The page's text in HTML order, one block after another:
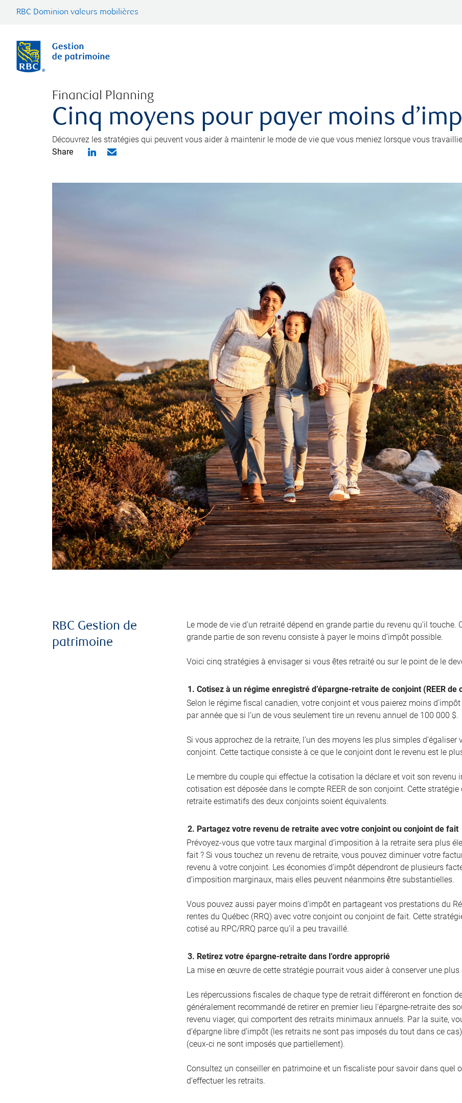
RBC Dominion valeurs mobilières
Financial Planning
Cinq moyens pour payer moins
Découvrez les stratégies qui peuvent vous aider à maintenir le mode de vie que vous meniez lorsque vous
Share
RBC Gestion de
patrimoine
Le mode de vie d’un retraité dépend en grande partie du revenu qu’il touche.
grande partie de son revenu consiste à payer le moins d’impôt possible.
Voici cinq stratégies à envisager si vous êtes retraité ou sur le point de le
1. Cotisez à un régime enregistré d’épargne-retraite de conjoint (REER de
Selon le régime fiscal canadien, votre conjoint et vous paierez moins
par année que si l’un de vous seulement tire un revenu annuel de 100 000 $.
Si vous approchez de la retraite, l’un des moyens les plus simples d’égaliser
conjoint. Cette tactique consiste à ce que le conjoint dont le revenu est le
Le membre du couple qui effectue la cotisation la déclare et voit son revenu
cotisation est déposée dans le compte REER de son conjoint. Cette
retraite estimatifs des deux conjoints soient équivalents.
2. Partagez votre revenu de retraite avec votre conjoint ou conjoint de fait
Prévoyez-vous que votre taux marginal d’imposition à la retraite sera plus
fait ? Si vous touchez un revenu de retraite, vous pouvez diminuer votre
revenu à votre conjoint. Les économies d’impôt dépendront de plusieurs
d’imposition marginaux, mais elles peuvent néanmoins être substantielles.
Vous pouvez aussi payer moins d’impôt en partageant vos prestations du
rentes du Québec (RRQ) avec votre conjoint ou conjoint de fait. Cette
cotisé au RPC/RRQ parce qu’il a peu travaillé.
3. Retirez votre épargne-retraite dans l’ordre approprié
La mise en œuvre de cette stratégie pourrait vous aider à conserver une plus
Les répercussions fiscales de chaque type de retrait différeront en fonction
généralement recommandé de retirer en premier lieu l’épargne-retraite des
revenu viager, qui comportent des retraits minimaux annuels. Par la suite,
d’épargne libre d’impôt (les retraits ne sont pas imposés du tout dans ce
(ceux-ci ne sont imposés que partiellement).
Consultez un conseiller en patrimoine et un fiscaliste pour savoir dans quel
d’effectuer les retraits.